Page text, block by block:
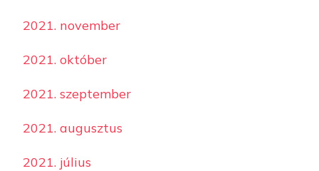
2021. november
2021. október
2021. szeptember
2021. augusztus
2021. július